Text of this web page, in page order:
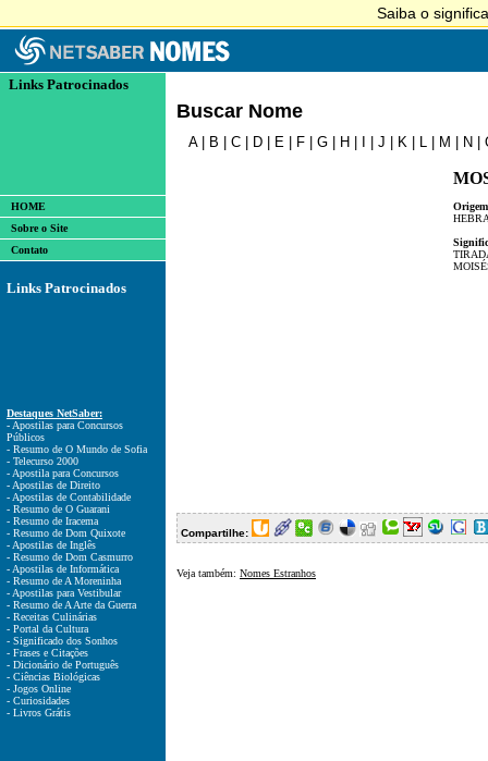
Links Patrocinados
HOME
Sobre o Site
Contato
Links Patrocinados
Destaques NetSaber:
- Apostilas para Concursos
Públicos
- Resumo de O Mundo de Sofia
- Telecurso 2000
- Apostila para Concursos
- Apostilas de Direito
- Apostilas de Contabilidade
- Resumo de O Guarani
- Resumo de Iracema
- Resumo de Dom Quixote
- Apostilas de Inglês
- Resumo de Dom Casmurro
- Apostilas de Informática
- Resumo de A Moreninha
- Apostilas para Vestibular
- Resumo de A Arte da Guerra
- Receitas Culinárias
- Portal da Cultura
- Significado dos Sonhos
- Frases e Citações
- Dicionário de Português
- Ciências Biológicas
- Jogos Online
- Curiosidades
- Livros Grátis
Buscar Nome
A| B C D E F G H J K L M N
Compartilhe:
Veja também: Nomes Estranhos